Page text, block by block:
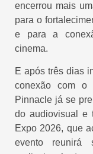
encerrou mais
para o
e para a
cinema.
E após três dias
conexão com o
Pinnacle já se
do audiovisual e
Expo 2026, que
evento reunirá